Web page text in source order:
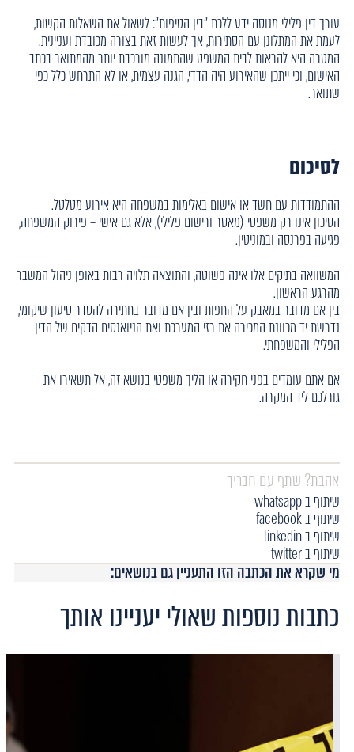
עורך דין פלילי מנוסה ידע ללכת "בין הטיפות": לשאול את השאלות הקשות,
לעמת את המתלונן עם הסתירות, אך לעשות זאת בצורה מכובדת ועניינית.
המטרה היא להראות לבית המשפט שהתמונה מורכבת יותר מהמתואר בכתב
האישום, וכי ייתכן שהאירוע היה הדדי, הגנה עצמית, או לא התרחש כלל כפי
שתואר.
לסיכום
ההתמודדות עם חשד או אישום באלימות במשפחה היא אירוע מטלטל.
הסיכון אינו רק משפטי (מאסר ורישום פלילי), אלא גם אישי – פירוק המשפחה,
פגיעה בפרנסה ובמוניטין.
המשוואה בתיקים אלו אינה פשוטה, והתוצאה תלויה רבות באופן ניהול המשבר
מהרגע הראשון.
בין אם מדובר במאבק על החפות ובין אם מדובר בחתירה להסדר טיעון שיקומי,
נדרשת יד מכוונת המכירה את רזי המערכת ואת הניואנסים הדקים של הדין
הפלילי והמשפחתי.
אם אתם עומדים בפני חקירה או הליך משפטי בנושא זה, אל תשאירו את
גורלכם ליד המקרה.
אהבת? שתף עם חבריך
שיתוף ב whatsapp
שיתוף ב facebook
שיתוף ב linkedin
שיתוף ב twitter
מי שקרא את הכתבה הזו התעניין גם בנושאים:
כתבות נוספות שאולי יעניינו אותך